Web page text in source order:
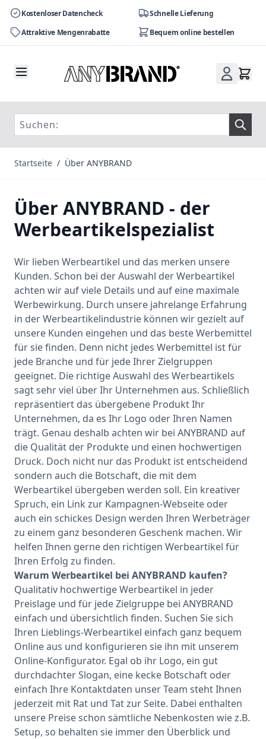
Kostenloser Datencheck
Schnelle Lieferung
Attraktive Mengenrabatte
Bequem online bestellen
Startseite / Über ANYBRAND
Über ANYBRAND - der
Werbeartikelspezialist
Wir lieben Werbeartikel und das merken unsere
Kunden. Schon bei der Auswahl der Werbeartikel
achten wir auf viele Details und auf eine maximale
Werbewirkung. Durch unsere jahrelange Erfahrung
in der Werbeartikelindustrie können wir gezielt auf
unsere Kunden eingehen und das beste Werbemittel
für sie finden. Denn nicht jedes Werbemittel ist für
jede Branche und für jede Ihrer Zielgruppen
geeignet. Die richtige Auswahl des Werbeartikels
sagt sehr viel über Ihr Unternehmen aus. Schließlich
repräsentiert das übergebene Produkt Ihr
Unternehmen, da es Ihr Logo oder Ihren Namen
trägt. Genau deshalb achten wir bei ANYBRAND auf
die Qualität der Produkte und einen hochwertigen
Druck. Doch nicht nur das Produkt ist entscheidend
sondern auch die Botschaft, die mit dem
Werbeartikel übergeben werden soll. Ein kreativer
Spruch, ein Link zur Kampagnen-Webseite oder
auch ein schickes Design werden Ihren Werbeträger
zu einem ganz besonderen Geschenk machen. Wir
helfen Ihnen gerne den richtigen Werbeartikel für
Ihren Erfolg zu finden.
Warum Werbeartikel bei ANYBRAND kaufen?
Qualitativ hochwertige Werbeartikel in jeder
Preislage und für jede Zielgruppe bei ANYBRAND
einfach und übersichtlich finden. Suchen Sie sich
Ihren Lieblings-Werbeartikel einfach ganz bequem
Online aus und konfigurieren sie ihn mit unserem
Online-Konfigurator. Egal ob ihr Logo, ein gut
durchdachter Slogan, eine kecke Botschaft oder
einfach Ihre Kontaktdaten unser Team steht Ihnen
jederzeit mit Rat und Tat zur Seite. Dabei enthalten
unsere Preise schon sämtliche Nebenkosten wie z.B.
Setup, so behalten sie immer den Überblick und